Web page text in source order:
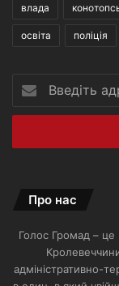
влада
освіта поліція
адресу
вашої
пошти
Про нас
Голос Громад – це
адміністративно-